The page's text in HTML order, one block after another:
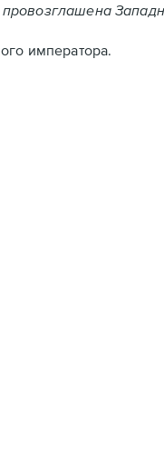
императора.